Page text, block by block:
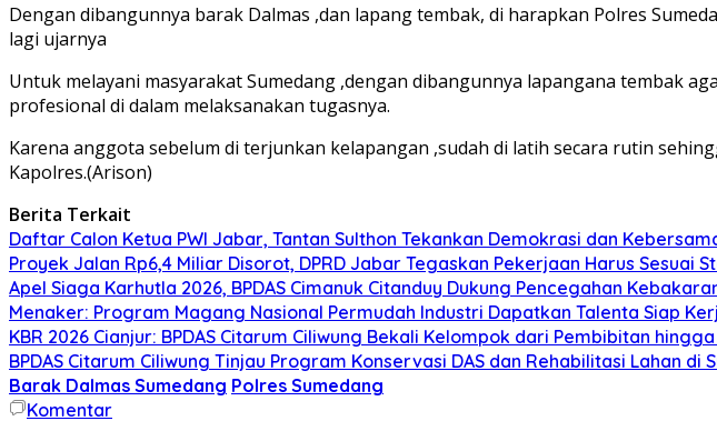
Dengan dibangunnya barak Dalmas ,dan lapang tembak, di harapkan Polres
lagi ujarnya
Untuk melayani masyarakat Sumedang ,dengan dibangunnya lapangana tembak
profesional di dalam melaksanakan tugasnya.
Karena anggota sebelum di terjunkan kelapangan ,sudah di latih secara rutin
Kapolres.(Arison)
Berita Terkait
Daftar Calon Ketua PWI Jabar, Tantan Sulthon Tekankan Demokrasi dan
Proyek Jalan Rp6,4 Miliar Disorot, DPRD Jabar Tegaskan Pekerjaan Harus Sesuai
Apel Siaga Karhutla 2026, BPDAS Cimanuk Citanduy Dukung Pencegahan
Menaker: Program Magang Nasional Permudah Industri Dapatkan Talenta Siap
KBR 2026 Cianjur: BPDAS Citarum Ciliwung Bekali Kelompok dari Pembibitan
BPDAS Citarum Ciliwung Tinjau Program Konservasi DAS dan Rehabilitasi Lahan di
Barak Dalmas Sumedang Polres Sumedang
Komentar